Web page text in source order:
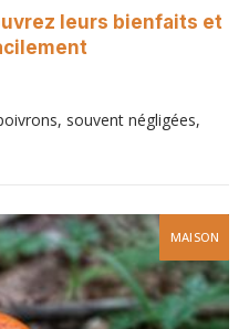
leurs bienfaits et
souvent négligées,
MAISON